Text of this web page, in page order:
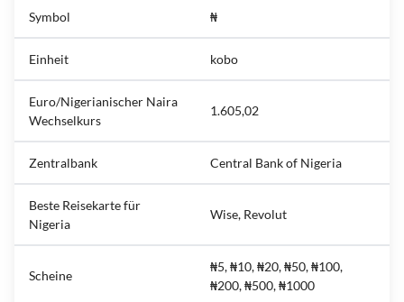
Symbol ₦
Einheit kobo
Euro/Nigerianischer Naira
Wechselkurs
1.605,02
Zentralbank Central Bank of Nigeria
Beste Reisekarte für
Nigeria
Wise, Revolut
Scheine
₦5, ₦10, ₦20, ₦50, ₦100,
₦200, ₦500, ₦1000